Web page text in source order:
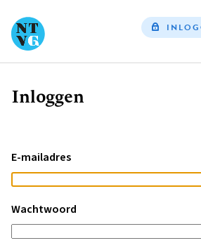
Kruimelpad
Inloggen
E-mailadres
Wachtwoord